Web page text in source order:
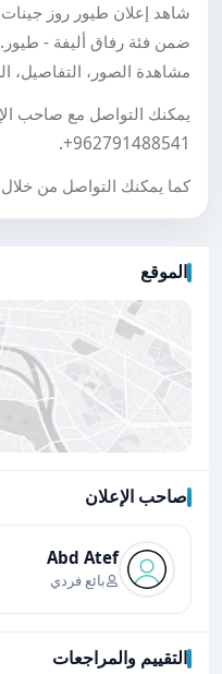
شاهد إعلان طيور روز
ضمن فئة رفاق أليفة -
مشاهدة الصور، التفاصيل،
يمكنك التواصل مع صاحب
+962791488541
.
كما يمكنك التواصل من
الموقع
صاحب الإعلان
Abd Atef
بائع فردي
التقييم والمراجعات